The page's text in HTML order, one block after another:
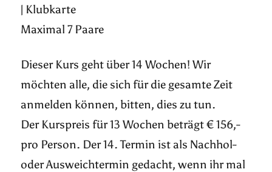
| Klubkarte
Maximal 7 Paare
Dieser Kurs geht über 14 Wochen! Wir
möchten alle, die sich für die gesamte Zeit
anmelden können, bitten, dies zu tun.
Der Kurspreis für 13 Wochen beträgt € 156,-
pro Person. Der 14. Termin ist als Nachhol-
oder Ausweichtermin gedacht, wenn ihr mal